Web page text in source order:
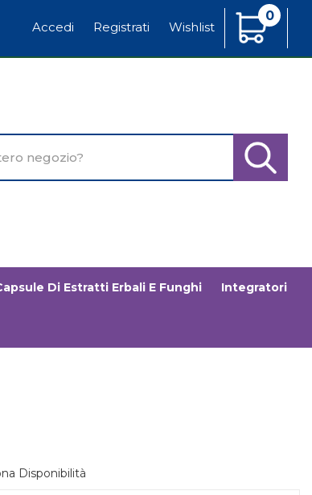
Accedi Registrati Wishlist
0
Articoli
Inseriti
Cerca
Di Estratti Erbali E Funghi Integratori
Disponibilità